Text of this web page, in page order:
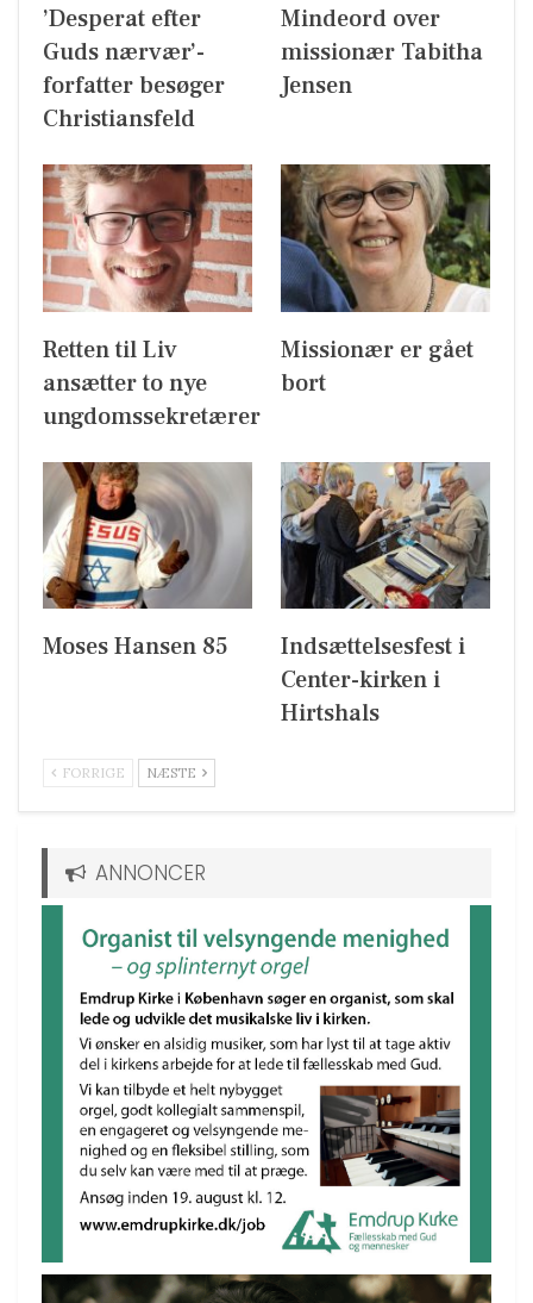
’Desperat efter
Guds nærvær’-
forfatter besøger
Christiansfeld
Mindeord over
missionær Tabitha
Jensen
Retten til Liv
ansætter to nye
ungdomssekretærer
Missionær er gået
bort
Moses Hansen 85
Indsættelsesfest i
Center-kirken i
Hirtshals
FORRIGE NÆSTE
ANNONCER